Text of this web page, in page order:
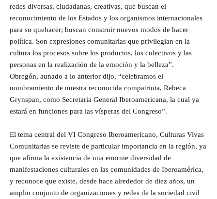
redes diversas, ciudadanas, creativas, que buscan el
reconocimiento de los Estados y los organismos internacionales
para su quehacer; buscan construir nuevos modos de hacer
política. Son expresiones comunitarias que privilegian en la
cultura los procesos sobre los productos, los colectivos y las
personas en la realización de la emoción y la belleza”.
Obregón, aunado a lo anterior dijo, “celebramos el
nombramiento de nuestra reconocida compatriota, Rebeca
Grynspan, como Secretaria General Iberoamericana, la cual ya
estará en funciones para las vísperas del Congreso”.
El tema central del VI Congreso Iberoamericano, Culturas Vivas
Comunitarias se reviste de particular importancia en la región, ya
que afirma la existencia de una enorme diversidad de
manifestaciones culturales en las comunidades de Iberoamérica,
y reconoce que existe, desde hace alrededor de diez años, un
amplio conjunto de organizaciones y redes de la sociedad civil